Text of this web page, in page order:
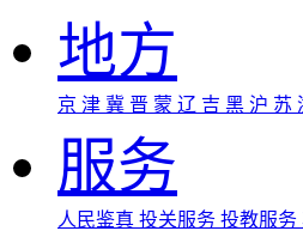
地方
京 津 冀 晋 蒙 辽 吉 黑 沪 苏
服务
人民鉴真 投关服务 投教服务